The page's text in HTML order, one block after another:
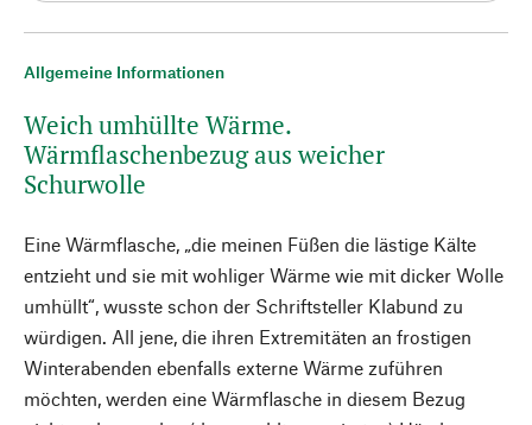
Allgemeine Informationen
Weich umhüllte Wärme.
Wärmflaschenbezug aus weicher
Schurwolle
Eine Wärmflasche, „die meinen Füßen die lästige Kälte
entzieht und sie mit wohliger Wärme wie mit dicker Wolle
umhüllt“, wusste schon der Schriftsteller Klabund zu
würdigen. All jene, die ihren Extremitäten an frostigen
Winterabenden ebenfalls externe Wärme zuführen
möchten, werden eine Wärmflasche in diesem Bezug